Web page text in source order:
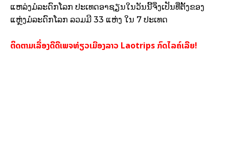
ແຫລ່ງມໍລະດົກໂລກ ປະເທດອາຊຽນໃນວັນນີ້ຈິ່ງເປັນທີ່ຕັ້ງຂອງ
ແຫຼ່ງມໍລະດົກໂລກ ລວມມີ 33 ແຫ່ງ ໃນ 7 ປະເທດ
ຕິດຕາມເລື່ອງດີດີເພຈທ່ຽວເມືອງລາວ Laotrips ກົດໄລຄ໌ເລີຍ!